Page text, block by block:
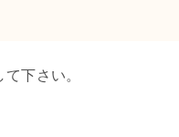
下さい。